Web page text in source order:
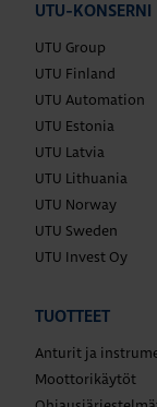
UTU-KONSERNI
UTU Group
UTU Finland
UTU Automation
UTU Estonia
UTU Latvia
UTU Lithuania
UTU Norway
UTU Sweden
UTU Invest Oy
TUOTTEET
Anturit ja
Moottorikäytöt